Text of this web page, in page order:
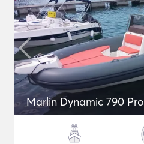
Marlin Dynamic 790 Pro